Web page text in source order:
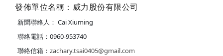
發佈單位名稱：威力股份有限公司
新聞聯絡人： Cai Xiuming
聯絡電話：0960-953740
聯絡信箱： zachary.tsai0405@gmail.com